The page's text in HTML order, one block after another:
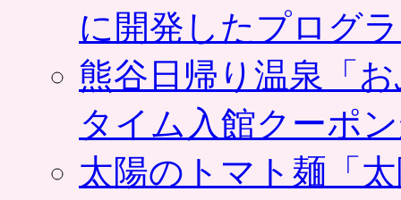
に開発したプログ
熊谷日帰り温泉「
タイム入館クーポ
太陽のトマト麺「